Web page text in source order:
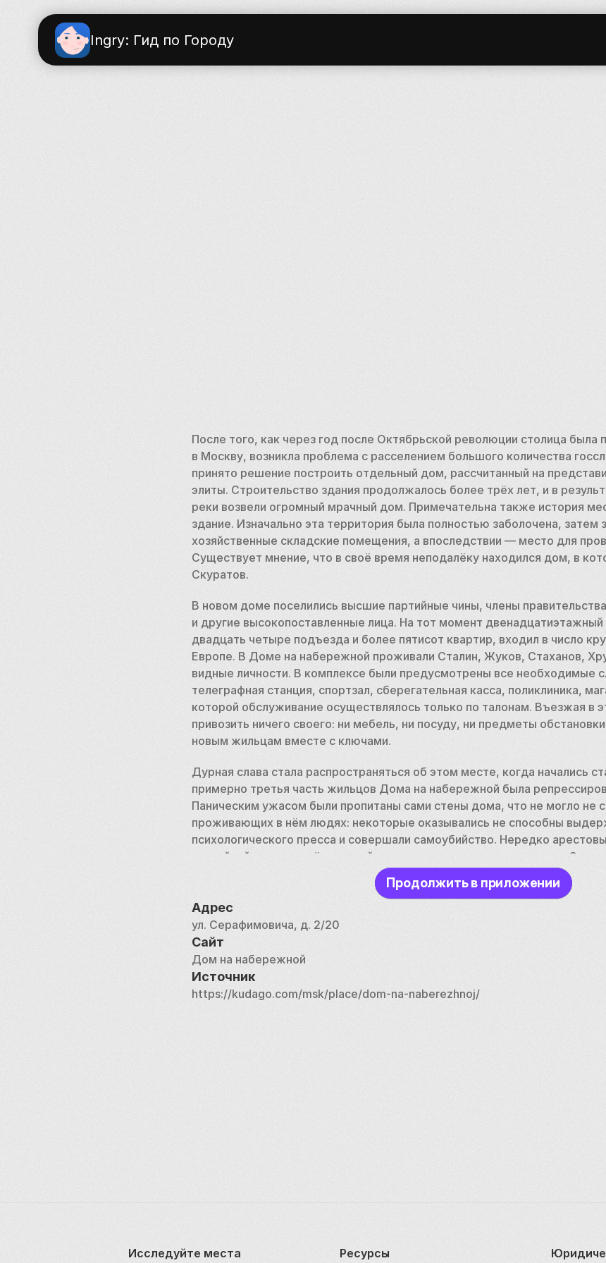
Ingry: Гид по Городу
После того, как через год после Октябрьской революции столица была
в Москву, возникла проблема с расселением большого количества
принято решение построить отдельный дом, рассчитанный на
элиты. Строительство здания продолжалось более трёх лет, и в
реки возвели огромный мрачный дом. Примечательна также история
здание. Изначально эта территория была полностью заболочена, затем
хозяйственные складские помещения, а впоследствии — место для
Существует мнение, что в своё время неподалёку находился дом, в
Скуратов.
В новом доме поселились высшие партийные чины, члены
и другие высокопоставленные лица. На тот момент
двадцать четыре подъезда и более пятисот квартир, входил в число
Европе. В Доме на набережной проживали Сталин, Жуков, Стаханов,
видные личности. В комплексе были предусмотрены все необходимые
телеграфная станция, спортзал, сберегательная касса, поликлиника,
которой обслуживание осуществлялось только по талонам. Въезжая в
привозить ничего своего: ни мебель, ни посуду, ни предметы
новым жильцам вместе с ключами.
Дурная слава стала распространяться об этом месте, когда начались
примерно третья часть жильцов Дома на набережной была
Паническим ужасом были пропитаны сами стены дома, что не могло не
проживающих в нём людях: некоторые оказывались не способны
психологического пресса и совершали самоубийство. Нередко
партийной элиты — жён и детей, не достигших совершеннолетия. С тех
набережной стали часто появляться призраки, жильцов преследовали
Сегодня Дом на набережной является историческим памятником и
государством объектов. Окутавшая его пелена мистики не
ходит дурная слава.
Продолжить в приложении
Адрес
ул. Серафимовича, д. 2/20
Сайт
Дом на набережной
Источник
https://kudago.com/msk/place/dom-na-naberezhnoj/
Исследуйте места Ресурсы